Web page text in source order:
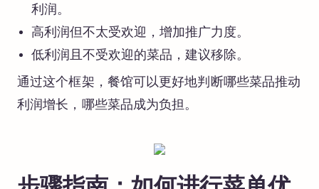
利润。
高利润但不太受欢迎，增加推广力度。
低利润且不受欢迎的菜品，建议移除。
通过这个框架，餐馆可以更好地判断哪些菜品推动
利润增长，哪些菜品成为负担。